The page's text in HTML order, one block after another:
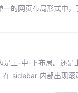
的网页布局形式中，
上-中-下布局。还是
sidebar 内部出现滚